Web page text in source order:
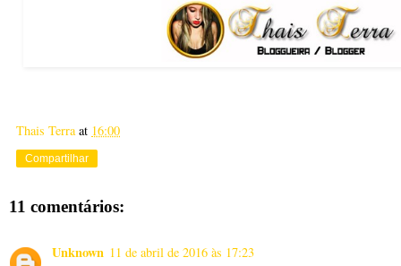
Thais Terra at 16:00
Compartilhar
11 comentários:
Unknown 11 de abril de 2016 às 17:23